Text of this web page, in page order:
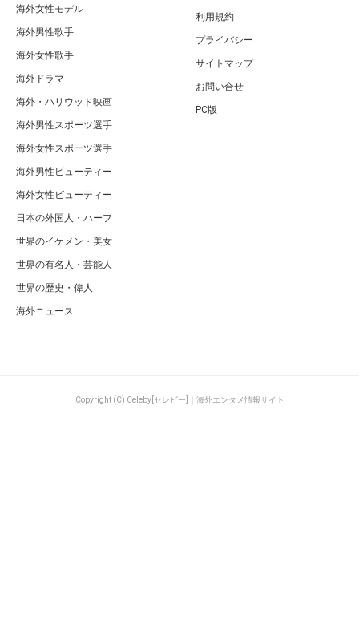
海外女性モデル
海外男性歌手
海外女性歌手
海外ドラマ
海外・ハリウッド映画
海外男性スポーツ選手
海外女性スポーツ選手
海外男性ビューティー
海外女性ビューティー
日本の外国人・ハーフ
世界のイケメン・美女
世界の有名人・芸能人
世界の歴史・偉人
海外ニュース
利用規約
プライバシー
サイトマップ
お問い合せ
PC版
Copyright (C) Celeby[セレビー]｜海外エンタメ情報サイト